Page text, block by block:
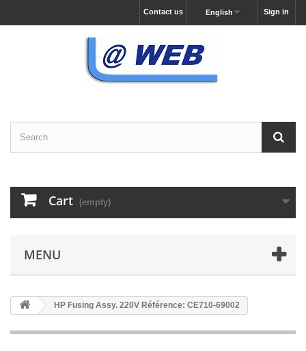
Sign in
English
Contact us
Cart (empty)
MENU
HP Fusing Assy. 220V Référence: CE710-69002